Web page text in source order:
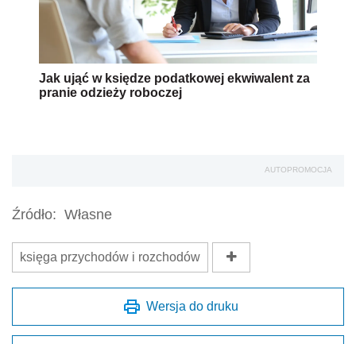
Jak ująć w księdze podatkowej ekwiwalent za
pranie odzieży roboczej
AUTOPROMOCJA
Źródło: Własne
księga przychodów i rozchodów
Wersja do druku